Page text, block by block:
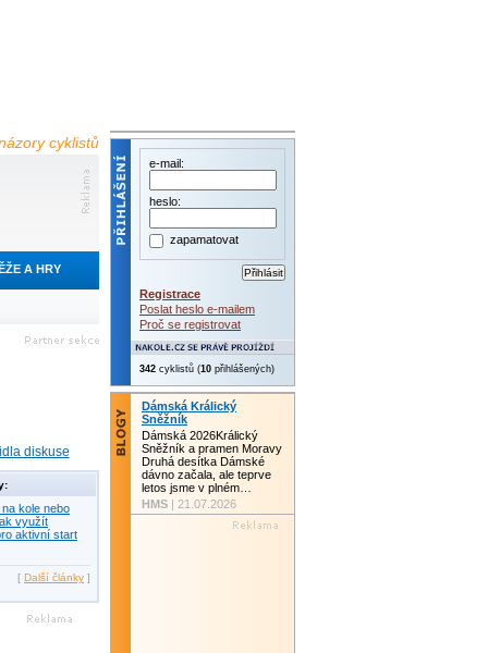
cyklistů
A HRY
diskuse
kole nebo
využít
aktivní start
[ Další články ]
e-mail:
heslo:
zapamatovat
Registrace
Poslat heslo e-mailem
Proč se registrovat
342 cyklistů (10 přihlášených)
Dámská Králický
Sněžník
Dámská 2026Králický
Sněžník a pramen Moravy
Druhá desítka Dámské
dávno začala, ale teprve
letos jsme v plném…
HMS | 21.07.2026